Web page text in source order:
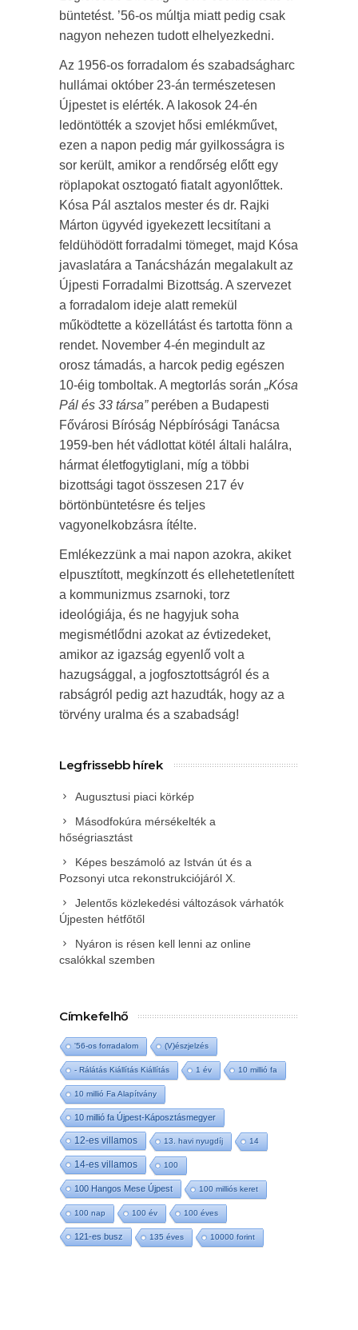
büntetést. ’56-os múltja miatt pedig csak
nagyon nehezen tudott elhelyezkedni.
Az 1956-os forradalom és szabadságharc
hullámai október 23-án természetesen
Újpestet is elérték. A lakosok 24-én
ledöntötték a szovjet hősi emlékművet,
ezen a napon pedig már gyilkosságra is
sor került, amikor a rendőrség előtt egy
röplapokat osztogató fiatalt agyonlőttek.
Kósa Pál asztalos mester és dr. Rajki
Márton ügyvéd igyekezett lecsitítani a
feldühödött forradalmi tömeget, majd Kósa
javaslatára a Tanácsházán megalakult az
Újpesti Forradalmi Bizottság. A szervezet
a forradalom ideje alatt remekül
működtette a közellátást és tartotta fönn a
rendet. November 4-én megindult az
orosz támadás, a harcok pedig egészen
10-éig tomboltak. A megtorlás során „Kósa
Pál és 33 társa”perében a Budapesti
Fővárosi Bíróság Népbírósági Tanácsa
1959-ben hét vádlottat kötél általi halálra,
hármat életfogytiglani, míg a többi
bizottsági tagot összesen 217 év
börtönbüntetésre és teljes
vagyonelkobzásra ítélte.
Emlékezzünk a mai napon azokra, akiket
elpusztított, megkínzott és ellehetetlenített
a kommunizmus zsarnoki, torz
ideológiája, és ne hagyjuk soha
megismétlődni azokat az évtizedeket,
amikor az igazság egyenlő volt a
hazugsággal, a jogfosztottságról és a
rabságról pedig azt hazudták, hogy az a
törvény uralma és a szabadság!
Legfrissebb hírek
Augusztusi piaci körkép
Másodfokúra mérsékelték a
hőségriasztást
Képes beszámoló az István út és a
Pozsonyi utca rekonstrukciójáról X.
Jelentős közlekedési változások várhatók
Újpesten hétfőtől
Nyáron is résen kell lenni az online
csalókkal szemben
Címkefelhő
'56-os forradalom (V)észjelzés
- Rálátás Kiállítás Kiállítás 1 év 10 millió fa
10 millió Fa Alapítvány
10 millió fa Újpest-Káposztásmegyer
12-es villamos 13. havi nyugdíj 14
14-es villamos 100
100 Hangos Mese Újpest 100 milliós keret
100 nap 100 év 100 éves
121-es busz 135 éves 10000 forint